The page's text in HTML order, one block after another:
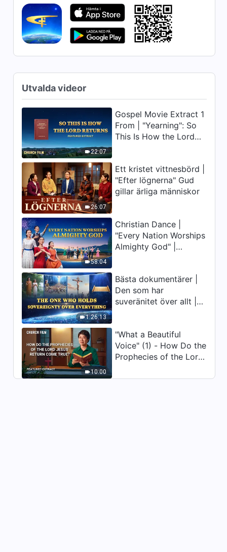
9:15
Dagliga ord från Gud:
Inkarnationen | Utdrag 122
6:48
Dagliga ord från Gud:
10:02
Dagliga ord från Gud:
Inkarnationen | Utdrag 124
8:05
Dagliga ord från Gud:
Inkarnationen | Utdrag 127
14:04
Dagliga ord från Gud:
Inkarnationen | Utdrag 129
5:38
Dagliga ord från Gud:
Inkarnationen | Utdrag 132
12:15
Dagliga ord från Gud:
Inkarnationen | Utdrag 136
Utvalda videor
22:07
Gospel Movie Extract 1
From | "Yearning": So
This Is How the Lord
26:07
Ett kristet vittnesbörd |
"Efter lögnerna" Gud
gillar ärliga människor
58:04
Christian Dance |
"Every Nation Worships
Almighty God" |
1:26:13
Bästa dokumentärer |
Den som har
suveränitet över allt |
10:00
"What a Beautiful
Voice" (1) - How Do the
Prophecies of the Lord
True